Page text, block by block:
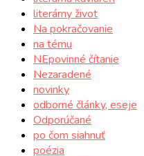
literárny život
Na pokračovanie
na tému
NEpovinné čítanie
Nezaradené
novinky
odborné články, eseje
Odporúčané
po čom siahnuť
poézia